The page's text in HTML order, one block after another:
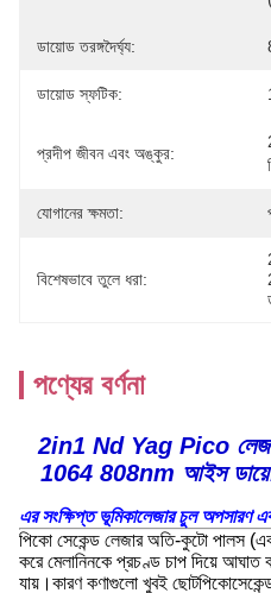
ডায়োড তরঙ্গদৈর্ঘ্য:
ডায়োড স্ফটিক:
প্রদীপ জীবন এবং অঙ্কুর:
যোগানের ক্ষমতা:
বিশেষভাবে তুলে ধরা:
পণ্যের বর্ণনা
2in1 Nd Yag Pico
1064 808nm আইস ডায়োড
এর সংক্ষিপ্ত ভূমিকালেজার চুল অপসারণ
পিকো সেকেন্ড লেজার অতি-কুটো পালস (এক
করে মেলানিনকে প্রচণ্ড চাপ দিয়ে আঘাত
যায়।কারণ কণাগুলো খুবই